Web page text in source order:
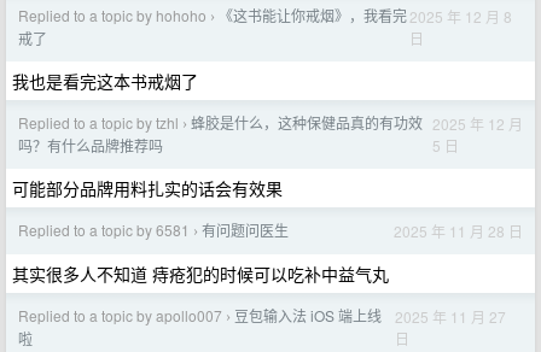
Replied to a topic by hohoho ›
《这书能让你戒烟》，我看完
戒了
2025 年 12 月 8
日
我也是看完这本书戒烟了
Replied to a topic by tzhl › 蜂胶是什么，这种保健品真的有功效
吗？有什么品牌推荐吗
2025 年 12 月
5 日
可能部分品牌用料扎实的话会有效果
Replied to a topic by 6581 › 有问题问医生 2025 年 11 月 28 日
其实很多人不知道 痔疮犯的时候可以吃补中益气丸
Replied to a topic by apollo007 › 豆包输入法 iOS 端上线
啦
2025 年 11 月 27
日